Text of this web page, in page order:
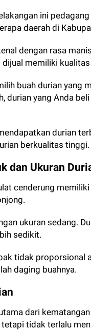
ini
daerah di
dengan rasa
memiliki
buah durian yang
durian yang Anda
durian
berkualitas tinggi.
dan Ukuran
cenderung
ukuran sedang.
sedikit.
tidak proporsional
daging buahnya.
dari
tidak terlalu